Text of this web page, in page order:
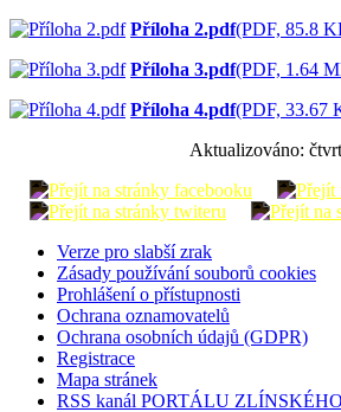
Příloha 2.pdf(PDF, 85.8
Příloha 3.pdf(PDF, 1.64
Příloha 4.pdf(PDF, 33.67
Aktualizováno:
Verze pro slabší zrak
Zásady používání souborů cookies
Prohlášení o přístupnosti
Ochrana oznamovatelů
Ochrana osobních údajů (GDPR)
Registrace
Mapa stránek
RSS kanál PORTÁLU